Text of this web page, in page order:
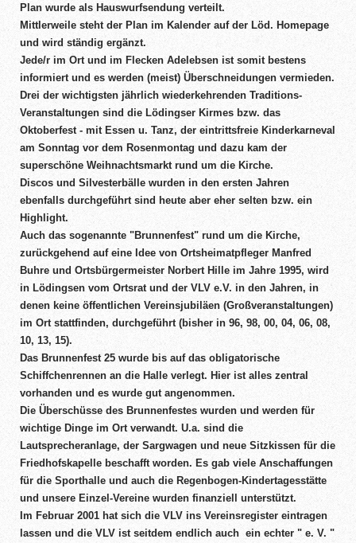
Plan wurde als Hauswurfsendung verteilt.
Mittlerweile steht der Plan im Kalender auf der Löd. Homepage
und wird ständig ergänzt.
Jede/r im Ort und im Flecken Adelebsen ist somit bestens
informiert und es werden (meist) Überschneidungen vermieden.
Drei der wichtigsten jährlich wiederkehrenden Traditions-
Veranstaltungen sind die Lödingser Kirmes bzw. das
Oktoberfest - mit Essen u. Tanz, der eintrittsfreie Kinderkarneval
am Sonntag vor dem Rosenmontag und dazu kam der
superschöne Weihnachtsmarkt rund um die Kirche.
Discos und Silvesterbälle wurden in den ersten Jahren
ebenfalls durchgeführt sind heute aber eher selten bzw. ein
Highlight.
Auch das sogenannte "Brunnenfest" rund um die Kirche,
zurückgehend auf eine Idee von Ortsheimatpfleger Manfred
Buhre und Ortsbürgermeister Norbert Hille im Jahre 1995, wird
in Lödingsen vom Ortsrat und der VLV e.V. in den Jahren, in
denen keine öffentlichen Vereinsjubiläen (Großveranstaltungen)
im Ort stattfinden, durchgeführt (bisher in 96, 98, 00, 04, 06, 08,
10, 13, 15).
Das Brunnenfest 25 wurde bis auf das obligatorische
Schiffchenrennen an die Halle verlegt. Hier ist alles zentral
vorhanden und es wurde gut angenommen.
Die Überschüsse des Brunnenfestes wurden und werden für
wichtige Dinge im Ort verwandt. U.a. sind die
Lautsprecheranlage, der Sargwagen und neue Sitzkissen für die
Friedhofskapelle beschafft worden. Es gab viele Anschaffungen
für die Sporthalle und auch die Regenbogen-Kindertagesstätte
und unsere Einzel-Vereine wurden finanziell unterstützt.
Im Februar 2001 hat sich die VLV ins Vereinsregister eintragen
lassen und die VLV ist seitdem endlich auch ein echter " e. V. "